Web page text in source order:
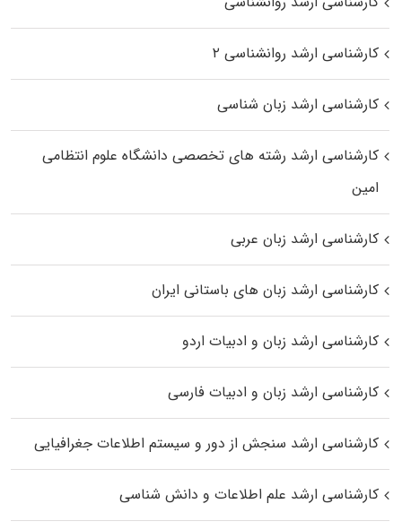
کارشناسی ارشد روانشناسی ۲
کارشناسی ارشد زبان شناسی
کارشناسی ارشد رﺷﺘﻪ ﻫﺎی تخصصی داﻧﺸﮕﺎه ﻋﻠﻮم انتظامی
اﻣﻴﻦ
کارشناسی ارشد زبان عربی
کارشناسی ارشد زبان‌ های باستانی ایران
کارشناسی ارشد زبان و ادبیات اردو
کارشناسی ارشد زبان و ادبیات فارسی
کارشناسی ارشد سنجش از دور و سیستم اطلاعات جغرافیایی
کارشناسی ارشد علم اطلاعات و دانش شناسی